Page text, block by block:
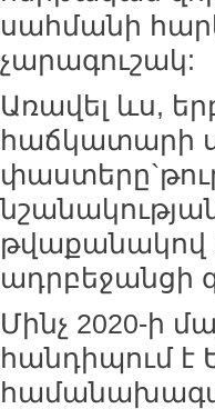
սահմանի
չարագուշակ:
Առավել ևս,
հաճկատարի
թվաքանակով
ադրբեջանցի
Մինչ 2020-ի
հանդիպում է